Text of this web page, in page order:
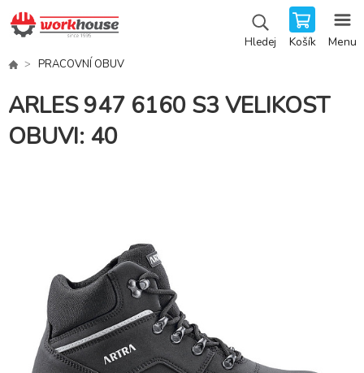
Hledej Košík Menu
PRACOVNÍ OBUV
ARLES 947 6160 S3 VELIKOST
OBUVI: 40